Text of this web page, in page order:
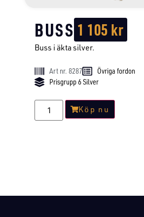
BUSS 1 105kr
Buss i äkta silver.
Art nr. 8287
Övriga fordon
Prisgrupp 6 Silver
Köp nu